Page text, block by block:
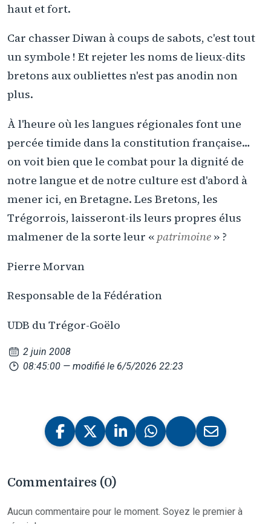
haut et fort.
Car chasser Diwan à coups de sabots, c'est tout
un symbole ! Et rejeter les noms de lieux-dits
bretons aux oubliettes n'est pas anodin non
plus.
À l'heure où les langues régionales font une
percée timide dans la constitution française…
on voit bien que le combat pour la dignité de
notre langue et de notre culture est d'abord à
mener ici, en Bretagne. Les Bretons, les
Trégorrois, laisseront-ils leurs propres élus
malmener de la sorte leur « patrimoine » ?
Pierre Morvan
Responsable de la Fédération
UDB du Trégor-Goëlo
2 juin 2008
08:45:00 — modifié le 6/5/2026 22:23
Commentaires (0)
Aucun commentaire pour le moment. Soyez le premier à